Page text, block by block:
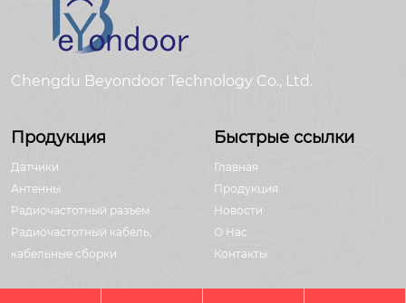
Chengdu Beyondoor Technology Co., Ltd.
Продукция
Датчики
Антенны
Радиочастотный разъем
Радиочастотный кабель,
кабельные сборки
Быстрые ссылки
Главная
Продукция
Новости
О Hас
Контакты